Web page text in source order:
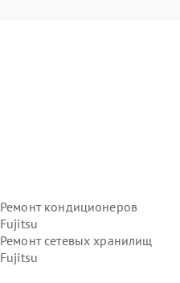
Ремонт кондиционеров
Fujitsu
Ремонт сетевых хранилищ
Fujitsu